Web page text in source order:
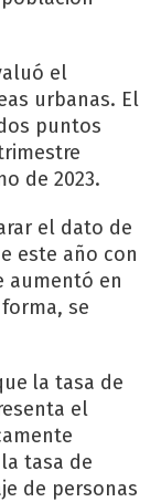
el
urbanas. El
puntos
de 2023.
el dato de
este año con
aumentó en
se
la tasa de
el
tasa de
de personas